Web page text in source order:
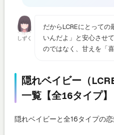
しずく
だからLCREにとって
いんだよ」と安心させ
のではなく、甘えを「
隠れベイビー（
一覧【全16タイプ】
隠れベイビーと全16タイプの